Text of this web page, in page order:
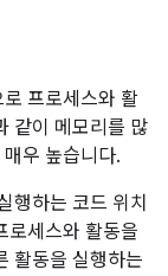
프로세스와 활
같이 메모리를 많
우 높습니다.
행하는 코드 위치
로세스와 활동을
활동을 실행하는